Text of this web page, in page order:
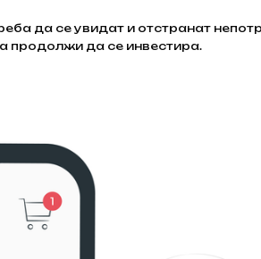
да се увидат и отстранат
продолжи да се инвестира.